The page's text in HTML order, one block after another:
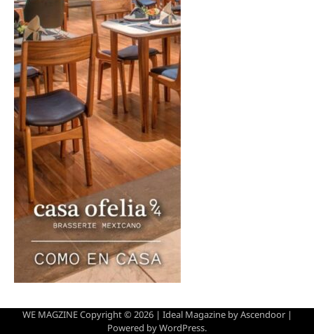
WE MAGZINE Copyright © 2026 | Ideal Magazine byAscendoor|
Powered byWordPress.